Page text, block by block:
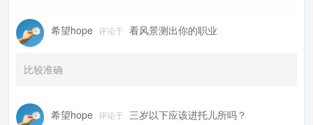
希望hope 评论于 看风景测出你的职业
比较准确
希望hope 评论于 三岁以下应该进托儿所吗？